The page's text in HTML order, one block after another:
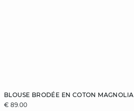
BLOUSE BRODÉE EN COTON MAGNOLIA
€ 89.00